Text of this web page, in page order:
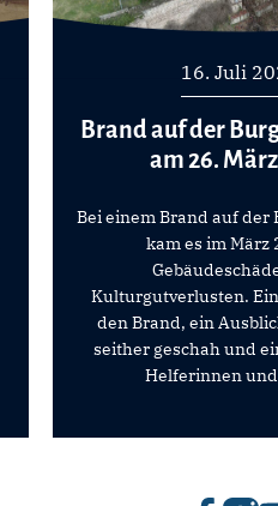
16. Juli
Brand auf der
am 26.
Bei einem Brand auf der
kam es im März
Kulturgutverlusten.
den Brand, ein
seither geschah und
Helferinnen